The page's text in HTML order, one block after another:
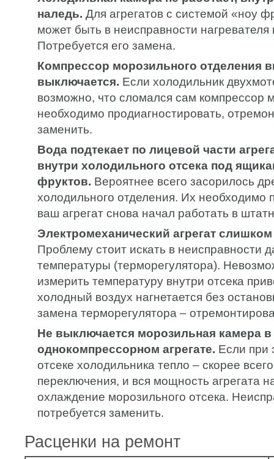
наледь. Для агрегатов с системой «ноу
может быть в неисправности нагревателя
Потребуется его замена.
Компрессор морозильного отделения
выключается. Если холодильник
возможно, что сломался сам компрессор
необходимо продиагностировать,
заменить.
Вода подтекает по лицевой части
внутри холодильного отсека под
фруктов. Вероятнее всего засорилось
холодильного отделения. Их необходимо
ваш агрегат снова начал работать в
Электромеханический агрегат
Проблему стоит искать в неисправности
температуры (терморегулятора).
измерить температуру внутри отсека
холодный воздух нагнетается без
замена терморегулятора –
Не выключается морозильная камера в
однокомпрессорном агрегате. Если при
отсеке холодильника тепло – скорее
переключения, и вся мощность агрегата
охлаждение морозильного отсека.
потребуется заменить.
Расценки на ремонт